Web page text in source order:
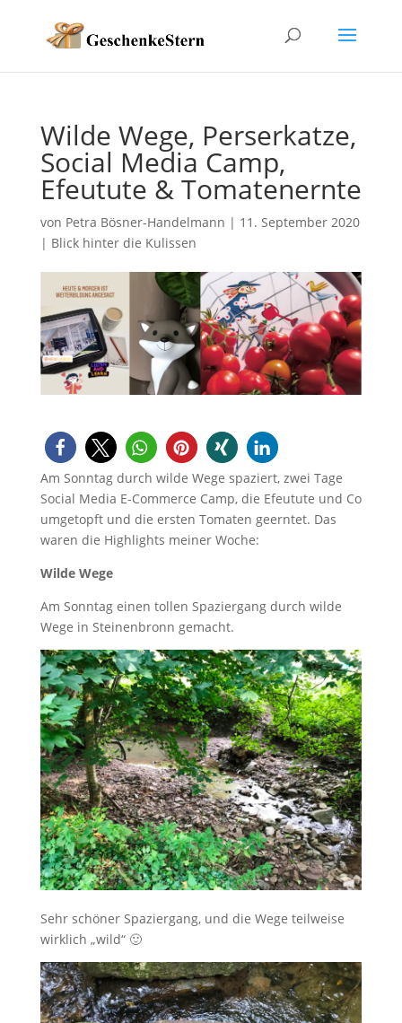
Wilde Wege, Perserkatze,
Social Media Camp,
Efeutute & Tomatenernte
von Petra Bösner-Handelmann | 11. September 2020
| Blick hinter die Kulissen
Am Sonntag durch wilde Wege spaziert, zwei Tage
Social Media E-Commerce Camp, die Efeutute und Co
umgetopft und die ersten Tomaten geerntet. Das
waren die Highlights meiner Woche:
Wilde Wege
Am Sonntag einen tollen Spaziergang durch wilde
Wege in Steinenbronn gemacht.
Sehr schöner Spaziergang, und die Wege teilweise
wirklich „wild“ 🙂